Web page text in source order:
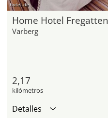
hotel.de
Home Hotel Fregatten
Varberg
2,17
kilómetros
Detalles